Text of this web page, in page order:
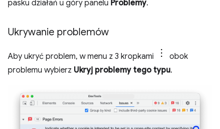
pasku działań u góry panelu Problemy.
Ukrywanie problemów
Aby ukryć problem, w menu z 3 kropkami
obok
problemu wybierz Ukryj problemy tego typu.